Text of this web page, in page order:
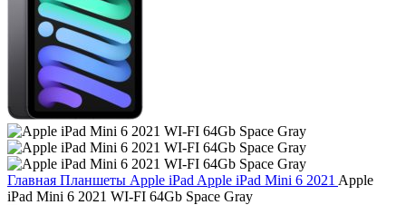
Главная Планшеты Apple iPad Apple iPad Mini 6 2021 Apple
iPad Mini 6 2021 WI-FI 64Gb Space Gray